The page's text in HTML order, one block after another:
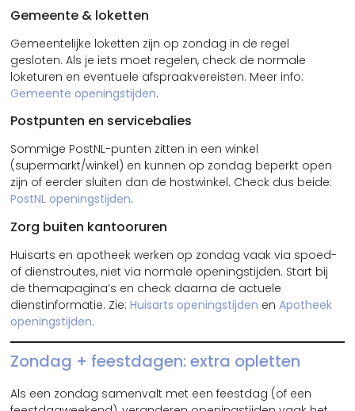
Gemeente & loketten
Gemeentelijke loketten zijn op zondag in de regel
gesloten. Als je iets moet regelen, check de normale
loketuren en eventuele afspraakvereisten. Meer info:
Gemeente openingstijden.
Postpunten en servicebalies
Sommige PostNL-punten zitten in een winkel
(supermarkt/winkel) en kunnen op zondag beperkt open
zijn of eerder sluiten dan de hostwinkel. Check dus beide:
PostNL openingstijden.
Zorg buiten kantooruren
Huisarts en apotheek werken op zondag vaak via spoed-
of dienstroutes, niet via normale openingstijden. Start bij
de themapagina’s en check daarna de actuele
dienstinformatie. Zie:Huisarts openingstijden enApotheek
openingstijden.
Zondag + feestdagen: extra opletten
Als een zondag samenvalt met een feestdag (of een